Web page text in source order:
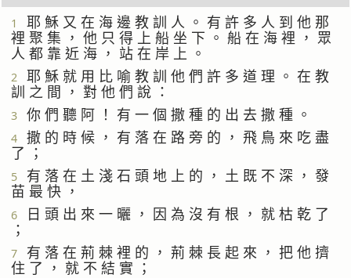
1
耶 穌 又 在 海 邊 教 訓 人 。 有 許 多 人 到 他 那
裡 聚 集 ， 他 只 得 上 船 坐 下 。 船 在 海 裡 ， 眾
人 都 靠 近 海 ， 站 在 岸 上 。
2
耶 穌 就 用 比 喻 教 訓 他 們 許 多 道 理 。 在 教
訓 之 間 ， 對 他 們 說 ：
3 你 們 聽 阿 ！ 有 一 個 撒 種 的 出 去 撒 種 。
4
撒 的 時 候 ， 有 落 在 路 旁 的 ， 飛 鳥 來 吃 盡
了 ；
5
有 落 在 土 淺 石 頭 地 上 的 ， 土 既 不 深 ， 發
苗 最 快 ，
6
日 頭 出 來 一 曬 ， 因 為 沒 有 根 ， 就 枯 乾 了
；
7
有 落 在 荊 棘 裡 的 ， 荊 棘 長 起 來 ， 把 他 擠
住 了 ， 就 不 結 實 ；